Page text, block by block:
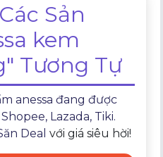
Sản
kem
Tương Tự
anessa đang được
Lazada, Tiki.
Deal với giá siêu hời!